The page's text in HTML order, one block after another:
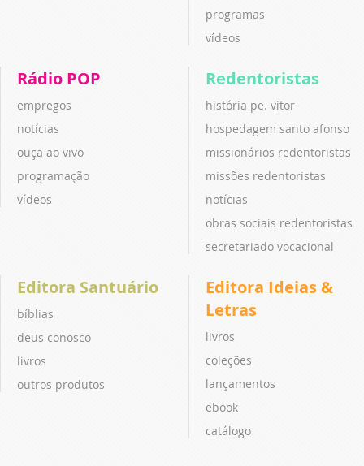
programas
vídeos
Rádio POP
empregos
notícias
ouça ao vivo
programação
vídeos
Redentoristas
história pe. vitor
hospedagem santo afonso
missionários redentoristas
missões redentoristas
notícias
obras sociais redentoristas
secretariado vocacional
Editora Santuário
bíblias
deus conosco
livros
outros produtos
Editora Ideias &
Letras
livros
coleções
lançamentos
ebook
catálogo